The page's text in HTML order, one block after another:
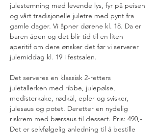
julestemning med levende lys, fyr på peisen
og vårt tradisjonelle juletre med pynt fra
gamle dager. Vi åpner dørene kl. 18. Da er
baren åpen og det blir tid til en liten
aperitif om dere ønsker det før vi serverer
julemiddag kl. 19 i festsalen.
Det serveres en klassisk 2-retters
juletallerken med ribbe, julepølse,
medisterkake, rødkål, epler og svisker,
julesaus og potet. Deretter en nydelig
riskrem med bærsaus til dessert. Pris: 490,-
Det er selvfølgelig anledning til å bestille